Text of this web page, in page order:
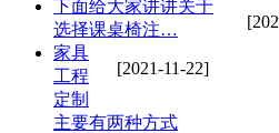
下面给大家讲讲关于
选择课桌椅注…
[2021-11-22]
家具
工程
定制
主要有两种方式